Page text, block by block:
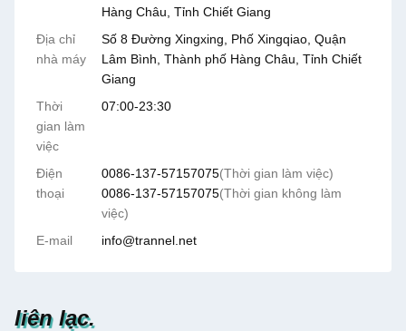
Hàng Châu, Tỉnh Chiết Giang
Địa chỉ
nhà máy
Số 8 Đường Xingxing, Phố Xingqiao, Quận
Lâm Bình, Thành phố Hàng Châu, Tỉnh Chiết
Giang
Thời
gian làm
việc
07:00-23:30
Điện
thoại
0086-137-57157075(Thời gian làm việc)
0086-137-57157075(Thời gian không làm
việc)
E-mail
info@trannel.net
liên lạc.